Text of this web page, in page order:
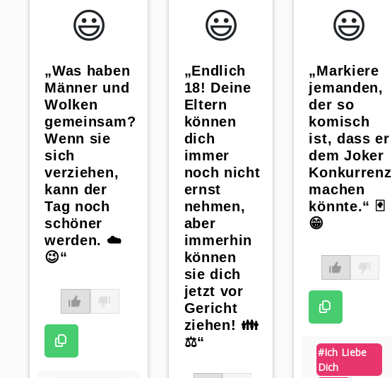
😃️
„Was haben
Männer und
Wolken
gemeinsam?
Wenn sie
sich
verziehen,
kann der
Tag noch
schöner
werden. ☁️
😉“
😃️
„Endlich
18! Deine
Eltern
können
dich
immer
noch nicht
ernst
nehmen,
aber
immerhin
können
sie dich
jetzt vor
Gericht
ziehen! 👪
⚖️“
😃️
„Markiere
jemanden,
der so
komisch
ist, dass er
dem Joker
Konkurrenz
machen
könnte.“ 🃏
😁
#ich Liebe
Dich